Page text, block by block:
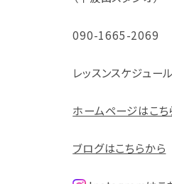
090-1665-2069
レッスンスケジュー
ホームページはこち
ブログはこちらから